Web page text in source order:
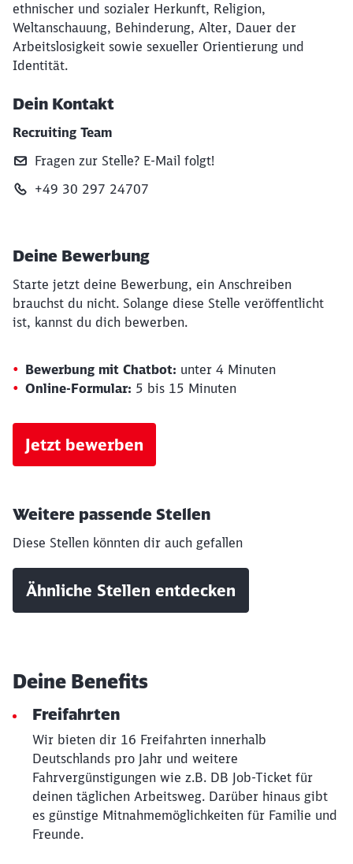
ethnischer und sozialer Herkunft, Religion,
Weltanschauung, Behinderung, Alter, Dauer der
Arbeitslosigkeit sowie sexueller Orientierung und
Identität.
Dein Kontakt
Recruiting Team
Fragen zur Stelle? E‑Mail folgt!
+49 30 297 24707
Deine Bewerbung
Starte jetzt deine Bewerbung, ein Anschreiben
brauchst du nicht. Solange diese Stelle veröffentlicht
ist, kannst du dich bewerben.
Bewerbung mit Chatbot: unter 4 Minuten
Online-Formular: 5 bis 15 Minuten
Jetzt bewerben
Weitere passende Stellen
Diese Stellen könnten dir auch gefallen
Ähnliche Stellen entdecken
Deine Benefits
Freifahrten
Wir bieten dir 16 Freifahrten innerhalb
Deutschlands pro Jahr und weitere
Fahrvergünstigungen wie z.B. DB Job-Ticket für
deinen täglichen Arbeitsweg. Darüber hinaus gibt
es günstige Mitnahmemöglichkeiten für Familie und
Freunde.
Schließen
Möchten Sie zuweitergeleitet
werden?
Abbrechen Weiter